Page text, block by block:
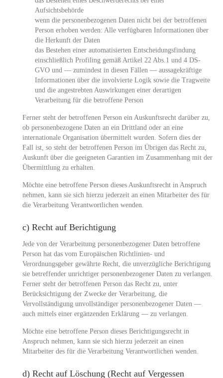
Aufsichtsbehörde
wenn die personenbezogenen Daten nicht bei der betroffenen
Person erhoben werden: Alle verfügbaren Informationen über
die Herkunft der Daten
das Bestehen einer automatisierten Entscheidungsfindung
einschließlich Profiling gemäß Artikel 22 Abs.1 und 4 DS-
GVO und — zumindest in diesen Fällen — aussagekräftige
Informationen über die involvierte Logik sowie die Tragweite
und die angestrebten Auswirkungen einer derartigen
Verarbeitung für die betroffene Person
Ferner steht der betroffenen Person ein Auskunftsrecht darüber zu,
ob personenbezogene Daten an ein Drittland oder an eine
internationale Organisation übermittelt wurden. Sofern dies der
Fall ist, so steht der betroffenen Person im Übrigen das Recht zu,
Auskunft über die geeigneten Garantien im Zusammenhang mit der
Übermittlung zu erhalten.
Möchte eine betroffene Person dieses Auskunftsrecht in Anspruch
nehmen, kann sie sich hierzu jederzeit an einen Mitarbeiter des für
die Verarbeitung Verantwortlichen wenden.
c) Recht auf Berichtigung
Jede von der Verarbeitung personenbezogener Daten betroffene
Person hat das vom Europäischen Richtlinien- und
Verordnungsgeber gewährte Recht, die unverzügliche Berichtigung
sie betreffender unrichtiger personenbezogener Daten zu verlangen.
Ferner steht der betroffenen Person das Recht zu, unter
Berücksichtigung der Zwecke der Verarbeitung, die
Vervollständigung unvollständiger personenbezogener Daten —
auch mittels einer ergänzenden Erklärung — zu verlangen.
Möchte eine betroffene Person dieses Berichtigungsrecht in
Anspruch nehmen, kann sie sich hierzu jederzeit an einen
Mitarbeiter des für die Verarbeitung Verantwortlichen wenden.
d) Recht auf Löschung (Recht auf Vergessen